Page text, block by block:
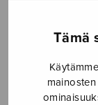
Tämä
SEKAKUORO